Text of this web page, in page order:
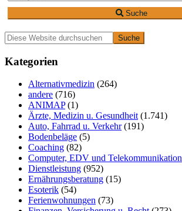
Suche
Primäre
Seitenleiste
Diese
Website
durchsuchen
Kategorien
Alternativmedizin (264)
andere (716)
ANIMAP(1)
Ärzte, Medizin u. Gesundheit (1.741)
Auto, Fahrrad u. Verkehr(191)
Bodenbeläge (5)
Coaching (82)
Computer, EDV und Telekommunikation
Dienstleistung (952)
Ernährungsberatung (15)
Esoterik (54)
Ferienwohnungen (73)